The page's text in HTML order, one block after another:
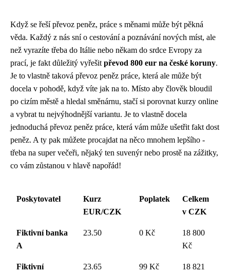
Když se řeší převoz peněz, práce s měnami může být pěkná
věda. Každý z nás sní o cestování a poznávání nových míst, ale
než vyrazíte třeba do Itálie nebo někam do srdce Evropy za
prací, je fakt důležitý vyřešit převod 800 eur na české koruny.
Je to vlastně taková převoz peněz práce, která ale může být
docela v pohodě, když víte jak na to. Místo aby člověk bloudil
po cizím městě a hledal směnárnu, stačí si porovnat kurzy online
a vybrat tu nejvýhodnější variantu. Je to vlastně docela
jednoduchá převoz peněz práce, která vám může ušetřit fakt dost
peněz. A ty pak můžete procajdat na něco mnohem lepšího -
třeba na super večeři, nějaký ten suvenýr nebo prostě na zážitky,
co vám zůstanou v hlavě napořád!
Poskytovatel
Kurz
EUR/CZK
Poplatek
Celkem
v CZK
Fiktivní banka
A
23.50 0 Kč
18 800
Kč
Fiktivní
23.65 99 Kč
18 821